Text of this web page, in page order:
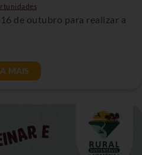
de outubro para realizar a
MAIS